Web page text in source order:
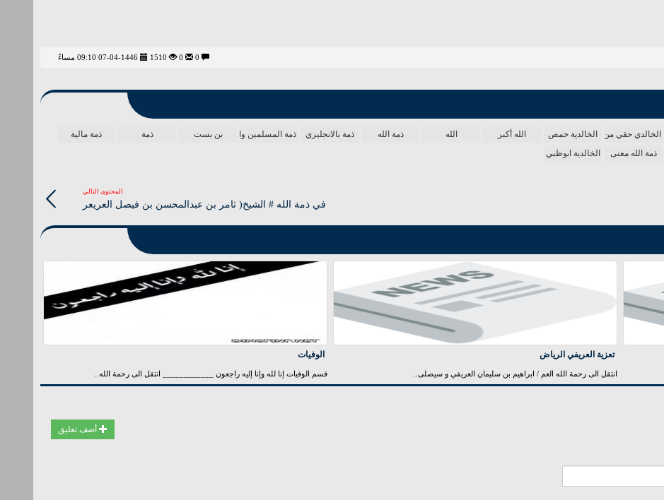
1510
الخالدي حقي من الدنياالخالدية حمص الله أكبر الله ذمة الله ذمة بالانجليزي ذمة المسلمين واحدة بن بست ذمة
ذمة مالية
ذمة الله معنى الخالدية ابوظبي
المحتوى التالي
في ذمة الله # الشيخ( ثامر بن عبدالمحسن بن فيصل العريعر
تعزية العريفي الرياض
انتقل الى رحمة الله العم / ابراهيم بن سليمان العريفي و سيصلى..
الوفيات
قسم الوفيات إنا لله وإنا إليه راجعون ____________ انتقل الى رحمة الله..
أضف تعليق